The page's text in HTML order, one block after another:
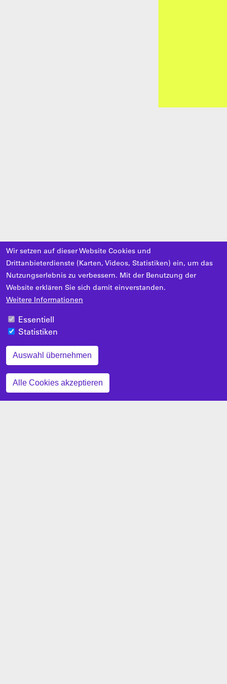
Wir setzen auf dieser Website Cookies und
Drittanbieterdienste (Karten, Videos, Statistiken) ein, um das
Nutzungserlebnis zu verbessern. Mit der Benutzung der
Website erklären Sie sich damit einverstanden.
Weitere Informationen
Essentiell
Statistiken
Auswahl übernehmen
Alle Cookies akzeptieren